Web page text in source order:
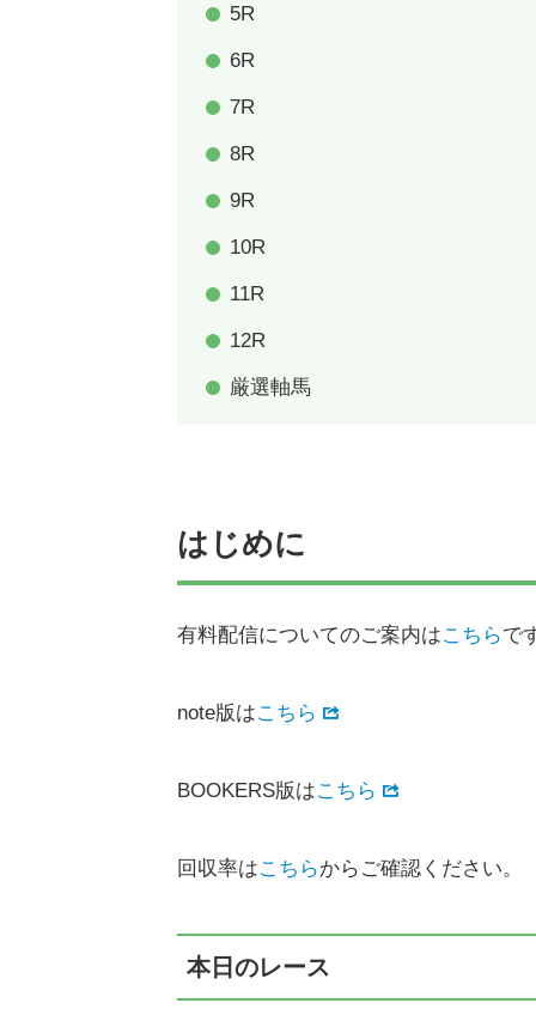
5R
6R
7R
8R
9R
10R
11R
12R
厳選軸馬
はじめに
有料配信についてのご案内はこちらで
note版はこちら
BOOKERS版はこちら
回収率はこちらからご確認ください。
本日のレース